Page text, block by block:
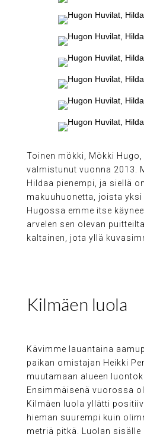
Toinen mökki, Mökki
valmistunut vuonna 2013.
Hildaa pienempi, ja siellä
makuuhuonetta, joista yksi
Hugossa emme itse
arvelen sen olevan
kaltainen, jota yllä
Kilmäen luola
Kävimme lauantaina
paikan omistajan Heikki
muutamaan alueen
Ensimmäisenä vuorossa
Kilmäen luola yllätti
hieman suurempi kuin
metriä pitkä. Luolan